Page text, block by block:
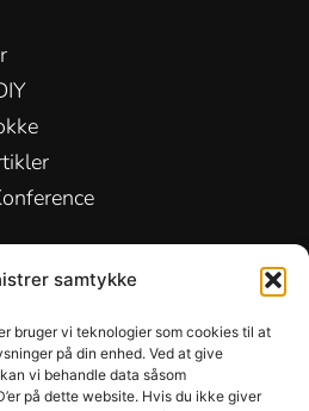
samtykke
bruger vi teknologier som cookies til at
på din enhed. Ved at give
vi behandle data såsom
på dette website. Hvis du ikke giver